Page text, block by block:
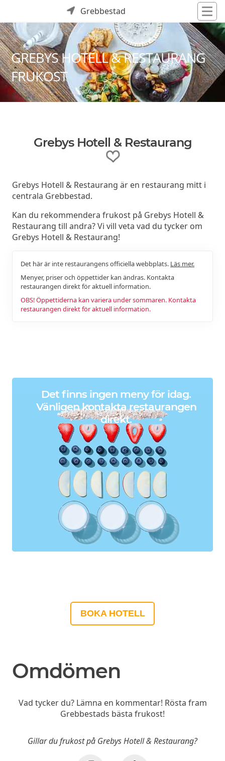
Grebbestad
GREBYS HOTELL & RESTAURANG
FRUKOST
Grebys Hotell & Restaurang
Grebys Hotell & Restaurang är en restaurang mitt i
centrala Grebbestad.
Kan du rekommendera frukost på Grebys Hotell &
Restaurang till andra? Vi vill veta vad du tycker om
Grebys Hotell & Restaurang!
Det här är inte restaurangens officiella webbplats. Läs mer.
Menyer, priser och öppettider kan ändras. Kontakta
restaurangen direkt för aktuell information.
OBS! Öppettiderna kan variera under sommaren. Kontakta
restaurangen direkt för aktuell information.
Det finns ingen meny för idag.
Vänligen kontakta restaurangen
direkt.
BOKA HOTELL
Omdömen
Vad tycker du? Lämna en kommentar! Rösta fram
Grebbestads bästa frukost!
Gillar du frukost på Grebys Hotell & Restaurang?